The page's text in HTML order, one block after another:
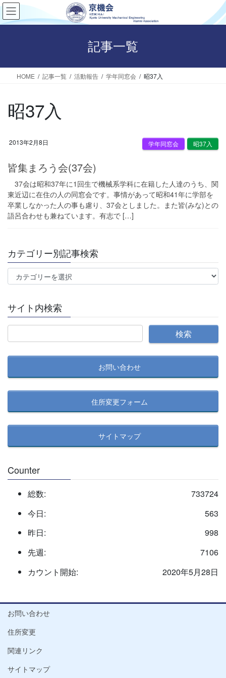
コ
ン
へ
ナ
ビ
ョ
記事一覧
HOME 記事一覧 活動報告 学年同窓会 昭37入
昭37入
2013年2月8日 昭37入
学年同窓会
皆集まろう会(37会)
37会は昭和37年に1回生で機械系学科に在籍した人達のうち、関
東近辺に在住の人の同窓会です。事情があって昭和41年に学部を
卒業しなかった人の事も慮り、37会としました。また皆(みな)との
語呂合わせも兼ねています。有志で […]
カテゴリー別記事検索
テ
リ
記
事
索
サイト内検索
お問い合わせ
住所変更フォーム
サイトマップ
Counter
733724
総数:
563
今日:
998
昨日:
7106
先週:
2020年5月28日
カウント開始:
お問い合わせ
住所変更
関連リンク
サイトマップ